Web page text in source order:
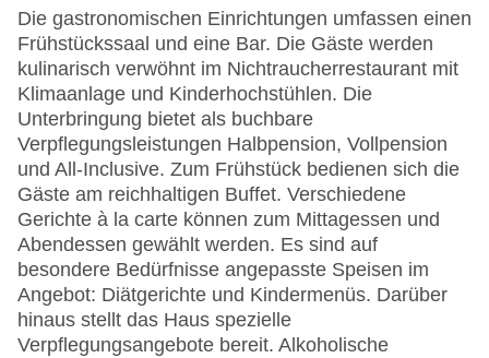
Letzte umfassende Renovierung: 2017
Lift
Anzahl der Konferenzräume: 2
Anzahl der Aufzüge: 1
Zimmerservice
Sonnenterrasse
Gesamtanzahl der Stockwerke: 2
Gesamtanzahl der Zimmer: 107
Pools:Kinderbecken, Indoor Pool, Outdoor Pool,
Sonnenschirme am Pool, Liegen am Pool
Zahlungsarten: American Express, Diners Club,
EC Maestro, Mastercard, Visa
Landeskategorie: 5 Sterne
Die gastronomischen Einrichtungen umfassen einen
Frühstückssaal und eine Bar. Die Gäste werden
kulinarisch verwöhnt im Nichtraucherrestaurant mit
Klimaanlage und Kinderhochstühlen. Die
Unterbringung bietet als buchbare
Verpflegungsleistungen Halbpension, Vollpension
und All-Inclusive. Zum Frühstück bedienen sich die
Gäste am reichhaltigen Buffet. Verschiedene
Gerichte à la carte können zum Mittagessen und
Abendessen gewählt werden. Es sind auf
besondere Bedürfnisse angepasste Speisen im
Angebot: Diätgerichte und Kindermenüs. Darüber
hinaus stellt das Haus spezielle
Verpflegungsangebote bereit. Alkoholische